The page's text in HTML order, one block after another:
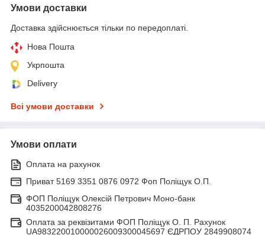
Умови доставки
Доставка здійснюється тільки по передоплаті.
Нова Пошта
Укрпошта
Delivery
Всі умови доставки
Умови оплати
Оплата на рахунок
Приват 5169 3351 0876 0972 Фоп Поліщук О.П.
ФОП Поліщук Олексій Петрович Моно-банк
4035200042808276
Оплата за реквізитами ФОП Поліщук О. П. Рахунок
UA983220010000026009300045697 ЄДРПОУ 2849908074